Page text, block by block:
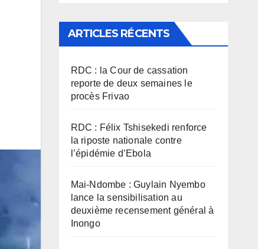
ARTICLES RÉCENTS
RDC : la Cour de cassation
reporte de deux semaines le
procès Frivao
RDC : Félix Tshisekedi renforce
la riposte nationale contre
l’épidémie d’Ebola
Mai-Ndombe : Guylain Nyembo
lance la sensibilisation au
deuxième recensement général à
Inongo